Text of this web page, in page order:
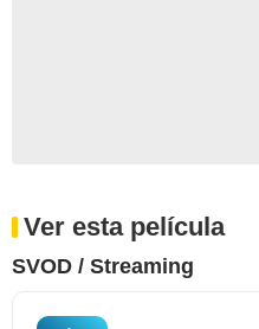
Ver esta película
SVOD / Streaming